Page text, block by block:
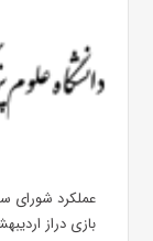
عملکرد شورای
بازی دراز اردیبهشت